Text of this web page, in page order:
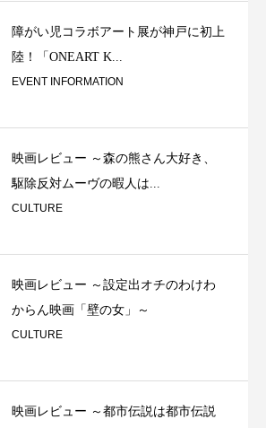
障がい児コラボアート展が神戸に初上
陸！「ONEART K...
EVENT INFORMATION
映画レビュー ～森の熊さん大好き、
駆除反対ムーヴの暇人は...
CULTURE
映画レビュー ～設定出オチのわけわ
からん映画「壁の女」～
CULTURE
映画レビュー ～都市伝説は都市伝説